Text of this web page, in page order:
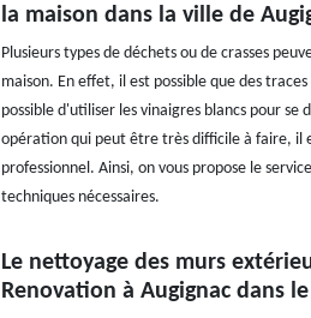
la maison dans la ville de
Plusieurs types de déchets ou de crasses
maison. En effet, il est possible que des
possible d'utiliser les vinaigres blancs pour
opération qui peut être très difficile à faire, il
professionnel. Ainsi, on vous propose le
techniques nécessaires.
Le nettoyage des murs
Renovation à Augignac dans